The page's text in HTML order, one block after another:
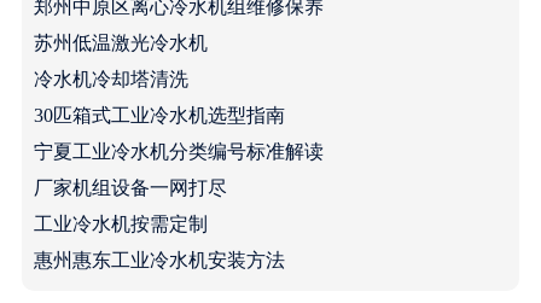
郑州中原区离心冷水机组维修保养
苏州低温激光冷水机
冷水机冷却塔清洗
30匹箱式工业冷水机选型指南
宁夏工业冷水机分类编号标准解读
厂家机组设备一网打尽
工业冷水机按需定制
惠州惠东工业冷水机安装方法